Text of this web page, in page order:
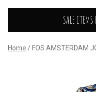
FOS
AMSTERDAM
JOYO
SALE
Home FOS AMSTERDAM